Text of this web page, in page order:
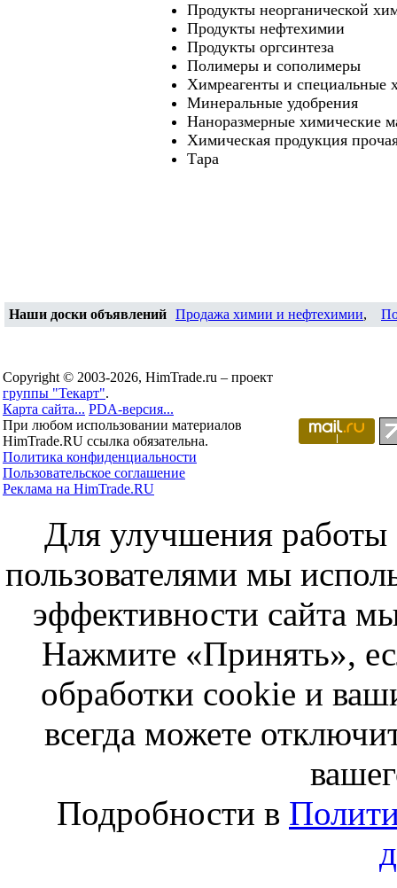
Продукты неорганической
Продукты нефтехимии
Продукты оргсинтеза
Полимеры и сополимеры
Химреагенты и специальные
Минеральные удобрения
Наноразмерные химические
Химическая продукция
Тара
Наши доски объявлений Продажа химии и нефтехимии,
Copyright © 2003-2026, HimTrade.ru – проект
группы "Текарт".
Карта сайта... PDA-версия...
При любом использовании материалов
HimTrade.RU ссылка обязательна.
Политика конфиденциальности
Пользовательское соглашение
Реклама на HimTrade.RU
Для улучшения работы
пользователями мы
эффективности сайта
Нажмите «Принять»,
обработки cookie и
всегда можете
Подробности в